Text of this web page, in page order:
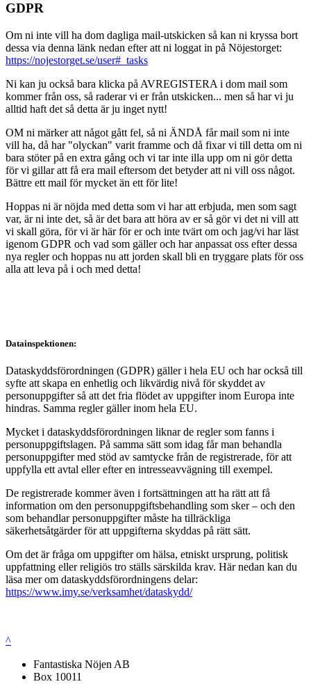
GDPR
Om ni inte vill ha dom dagliga mail-utskicken så kan ni kryssa bort
dessa via denna länk nedan efter att ni loggat in på Nöjestorget:
https://nojestorget.se/user#_tasks
Ni kan ju också bara klicka på AVREGISTERA i dom mail som
kommer från oss, så raderar vi er från utskicken... men så har vi ju
alltid haft det så detta är ju inget nytt!
OM ni märker att något gått fel, så ni ÄNDÅ får mail som ni inte
vill ha, då har "olyckan" varit framme och då fixar vi till detta om ni
bara stöter på en extra gång och vi tar inte illa upp om ni gör detta
för vi gillar att få era mail eftersom det betyder att ni vill oss något.
Bättre ett mail för mycket än ett för lite!
Hoppas ni är nöjda med detta som vi har att erbjuda, men som sagt
var, är ni inte det, så är det bara att höra av er så gör vi det ni vill att
vi skall göra, för vi är här för er och inte tvärt om och jag/vi har läst
igenom GDPR och vad som gäller och har anpassat oss efter dessa
nya regler och hoppas nu att jorden skall bli en tryggare plats för oss
alla att leva på i och med detta!
Datainspektionen:
Dataskyddsförordningen (GDPR) gäller i hela EU och har också till
syfte att skapa en enhetlig och likvärdig nivå för skyddet av
personuppgifter så att det fria flödet av uppgifter inom Europa inte
hindras. Samma regler gäller inom hela EU.
Mycket i dataskyddsförordningen liknar de regler som fanns i
personuppgiftslagen. På samma sätt som idag får man behandla
personuppgifter med stöd av samtycke från de registrerade, för att
uppfylla ett avtal eller efter en intresseavvägning till exempel.
De registrerade kommer även i fortsättningen att ha rätt att få
information om den personuppgiftsbehandling som sker – och den
som behandlar personuppgifter måste ha tillräckliga
säkerhetsåtgärder för att uppgifterna skyddas på rätt sätt.
Om det är fråga om uppgifter om hälsa, etniskt ursprung, politisk
uppfattning eller religiös tro ställs särskilda krav. Här nedan kan du
läsa mer om dataskyddsförordningens delar:
https://www.imy.se/verksamhet/dataskydd/
^
Fantastiska Nöjen AB
Box 10011